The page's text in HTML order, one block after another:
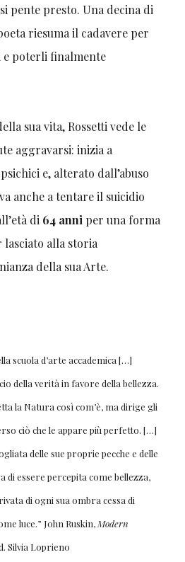
pente presto. Una decina di
riesuma il cadavere per
poterli finalmente
sua vita, Rossetti vede le
aggravarsi: inizia a
e, alterato dall’abuso
anche a tentare il suicidio
di 64 anniper una forma
lasciato alla storia
della sua Arte.
scuola d’arte accademica […]
della verità in favore della bellezza.
la Natura così com’è, ma dirige gli
ciò che le appare più perfetto. […]
delle sue proprie pecche e delle
di essere percepita come bellezza,
di ogni sua ombra cessa di
luce.” John Ruskin,Modern
Silvia Loprieno